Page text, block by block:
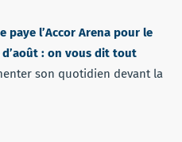
paye l’Accor Arena pour le
d’août : on vous dit tout
son quotidien devant la